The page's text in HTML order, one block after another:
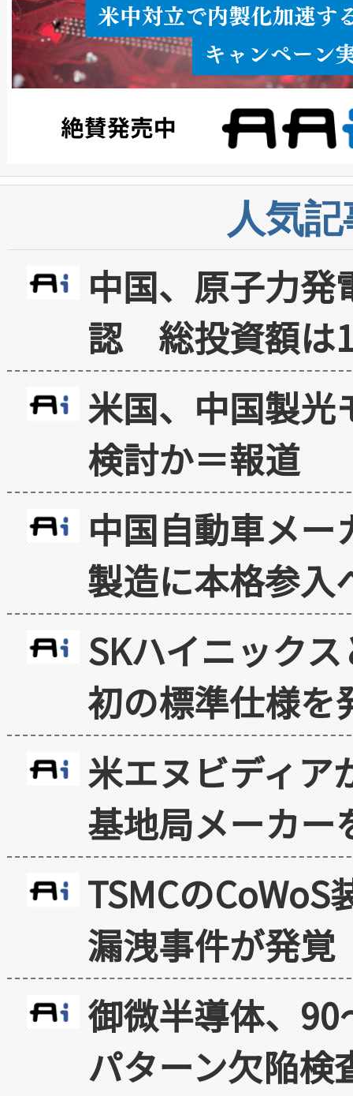
人気
中国、原子力
認 総投資額は
米国、中国製光
検討か＝報道
中国自動車メ
製造に本格参入
SKハイニック
初の標準仕様を
米エヌビディア
基地局メーカー
TSMCの
漏洩事件が発覚
御微半導体、
パターン欠陥検